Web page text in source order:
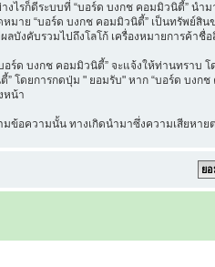
ไรก็ดีระบบที่ “บอร์ด บงกช คอมมิวนิตี้” น
มาย “บอร์ด บงกช คอมมิวนิตี้” เป็นทรัพย์
บังคับรวมไปถึงโลโก้ เครื่องหมายการค้าชื่
อร์ด บงกช คอมมิวนิตี้” จะแจ้งให้ท่านทรา
โดยการกดปุ่ม " ยอมรับ" หาก “บอร์ด บง
หน้า
ข้อความนั้น ทางเกิดนำมาซึ่งความเสียหา